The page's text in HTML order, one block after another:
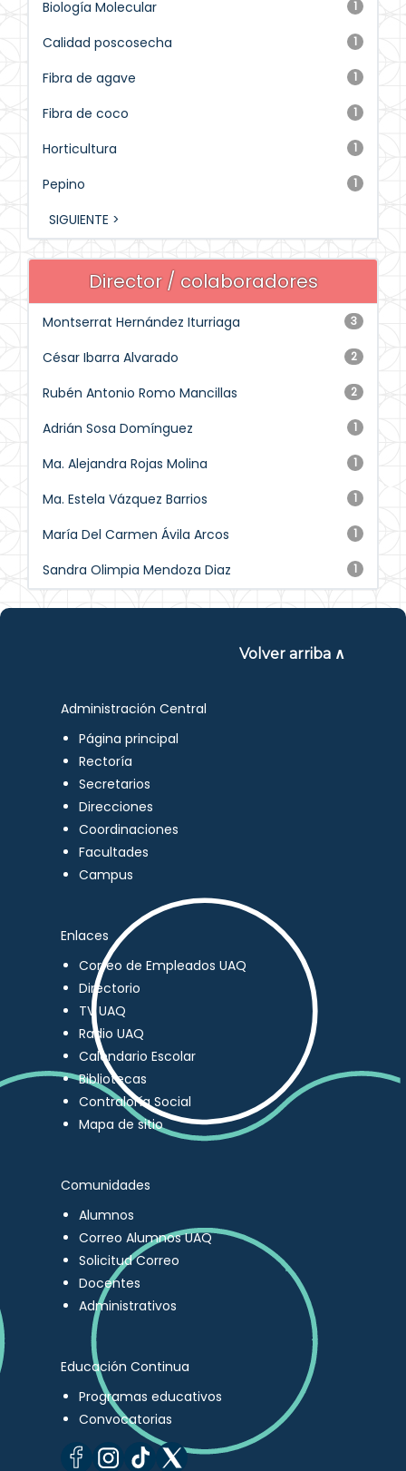
1
Biología Molecular
1
Calidad poscosecha
1
Fibra de agave
1
Fibra de coco
1
Horticultura
1
Pepino
SIGUIENTE >
Director / colaboradores
3
Montserrat Hernández Iturriaga
2
César Ibarra Alvarado
2
Rubén Antonio Romo Mancillas
1
Adrián Sosa Domínguez
1
Ma. Alejandra Rojas Molina
1
Ma. Estela Vázquez Barrios
1
María Del Carmen Ávila Arcos
1
Sandra Olimpia Mendoza Diaz
Volver arriba ∧
Administración Central
Página principal
Rectoría
Secretarios
Direcciones
Coordinaciones
Facultades
Campus
Enlaces
Correo de Empleados UAQ
Directorio
TV UAQ
Radio UAQ
Calendario Escolar
Bibliotecas
Contraloría Social
Mapa de sitio
Comunidades
Alumnos
Correo Alumnos UAQ
Solicitud Correo
Docentes
Administrativos
Educación Continua
Programas educativos
Convocatorias